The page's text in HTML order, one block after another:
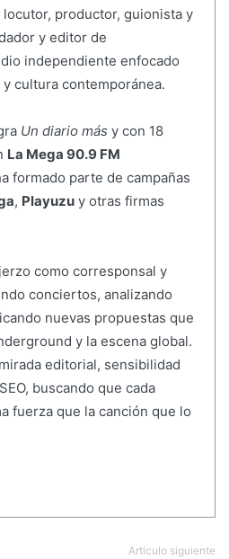
locutor, productor, guionista y
y editor de
independiente enfocado
cultura contemporánea.
Un diario más y con 18
La Mega 90.9 FM
formado parte de campañas
, Playuzuy otras firmas
como corresponsal y
conciertos, analizando
nuevas propuestas que
y la escena global.
editorial, sensibilidad
buscando que cada
fuerza que la canción que lo
Artículo siguiente